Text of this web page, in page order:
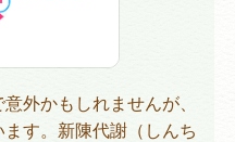
外かもしれませんが、
す。新陳代謝（しんち